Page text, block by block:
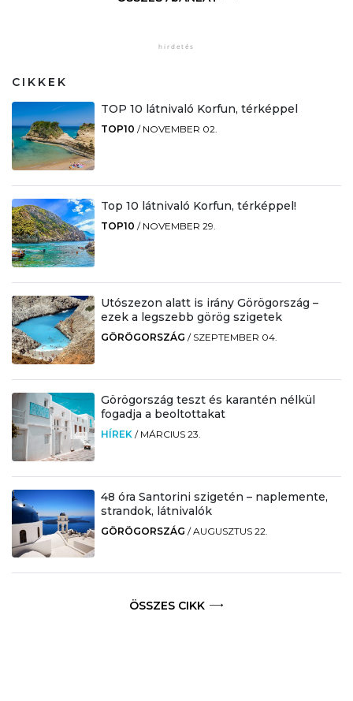
CIKKEK
TOP 10 látnivaló Korfun, térképpel
TOP10 / NOVEMBER 02.
Top 10 látnivaló Korfun, térképpel!
TOP10 / NOVEMBER 29.
Utószezon alatt is irány Görögország –
ezek a legszebb görög szigetek
GÖRÖGORSZÁG / SZEPTEMBER 04.
Görögország teszt és karantén nélkül
fogadja a beoltottakat
HÍREK / MÁRCIUS 23.
48 óra Santorini szigetén – naplemente,
strandok, látnivalók
GÖRÖGORSZÁG /AUGUSZTUS 22.
ÖSSZES CIKK